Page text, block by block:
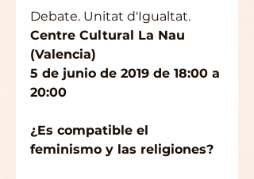
Debate. Unitat d'Igualtat.
Centre Cultural La Nau
(Valencia)
5 de junio de 2019 de 18:00 a
20:00
¿Es compatible el
feminismo y las religiones?